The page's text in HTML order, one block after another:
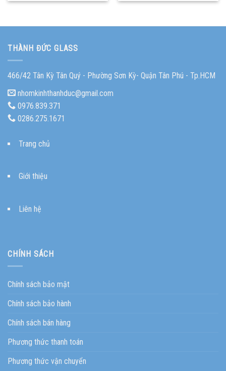
THÀNH ĐỨC GLASS
466/42 Tân Kỳ Tân Quý - Phường Sơn Kỳ- Quận Tân Phú - Tp.HCM
nhomkinhthanhduc@gmail.com
0976.839.371
0286.275.1671
Trang chủ
Giới thiệu
Liên hệ
CHÍNH SÁCH
Chính sách bảo mật
Chính sách bảo hành
Chính sách bán hàng
Phương thức thanh toán
Phương thức vận chuyển